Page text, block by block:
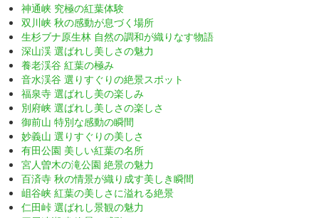
神通峡 究極の紅葉体験
双川峡 秋の感動が息づく場所
生杉ブナ原生林 自然の調和が織りなす物語
深山渓 選ばれし美しさの魅力
養老渓谷 紅葉の極み
音水渓谷 選りすぐりの絶景スポット
福泉寺 選ばれし美の楽しみ
別府峡 選ばれし美しさの楽しさ
御前山 特別な感動の瞬間
妙義山 選りすぐりの美しさ
有田公園 美しい紅葉の名所
宮人曽木の滝公園 絶景の魅力
百済寺 秋の情景が織り成す美しき瞬間
岨谷峡 紅葉の美しさに溢れる絶景
仁田峠 選ばれし景観の魅力